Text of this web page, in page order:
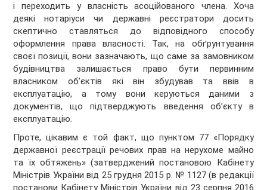
і переходить у власність асоційованого члена. Хоча
деякі нотаріуси чи державні реєстратори досить
скептично ставляться до відповідного способу
оформлення права власності. Так, на обґрунтування
своєї позиції, вони зазначають, що саме за замовником
будівництва залишається право бути первинним
власником об’єктів які він збудував та ввів в
експлуатацію, а тому вони керуються даними з
документів, що підтверджують введення об’єкту в
експлуатацію.
Проте, цікавим є той факт, що пунктом 77 «Порядку
державної реєстрації речових прав на нерухоме майно
та їх обтяжень» (затверджений постановою Кабінету
Міністрів України від 25 грудня 2015 р. № 1127 (в редакції
постанови Кабінету Міністрів України від 23 серпня 2016